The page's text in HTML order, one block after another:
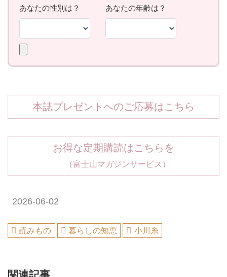
本誌プレゼントへのご応募はこちら
お得な定期購読はこちらを
（富士山マガジンサービス）
2026-06-02
読みもの 暮らしの知恵 小川糸
関連記事